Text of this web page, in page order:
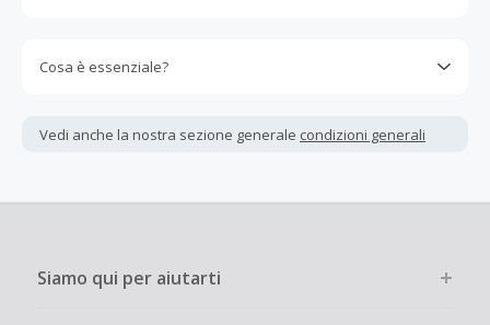
Cosa è essenziale?
interamente online.
dall'acquisto. Pertanto, se noti che il tuo cashback è
Vedi anche la nostra sezione generale condizioni generali
Siamo qui per aiutarti